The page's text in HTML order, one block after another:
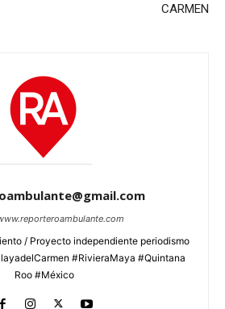
CARMEN
/ Proyecto independiente periodismo
#RivieraMaya #Quintana
Roo #México